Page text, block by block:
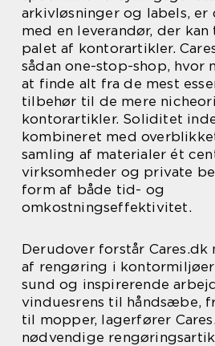
arkivløsninger og labels, er
med en leverandør, der
palet af kontorartikler.
sådan one-stop-shop, hvor
at finde alt fra de mest
tilbehør til de mere
kontorartikler. Soliditet
kombineret med
samling af materialer ét
virksomheder og private
form af både tid- og
omkostningseffektivitet.
Derudover forstår Cares.dk
af rengøring i
sund og inspirerende
vinduesrens til håndsæbe,
til mopper, lagerfører
nødvendige